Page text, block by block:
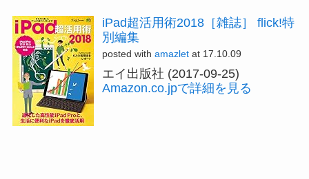
iPad超活用術2018［雑誌］ flick!特
別編集
posted with amazletat 17.10.09
エイ出版社 (2017-09-25)
Amazon.co.jpで詳細を見る